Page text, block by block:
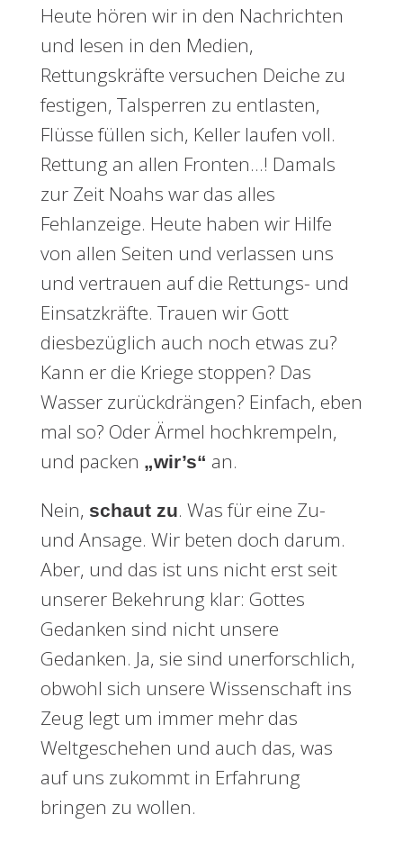
Heute hören wir in den Nachrichten
und lesen in den Medien,
Rettungskräfte versuchen Deiche zu
festigen, Talsperren zu entlasten,
Flüsse füllen sich, Keller laufen voll.
Rettung an allen Fronten…! Damals
zur Zeit Noahs war das alles
Fehlanzeige. Heute haben wir Hilfe
von allen Seiten und verlassen uns
und vertrauen auf die Rettungs- und
Einsatzkräfte. Trauen wir Gott
diesbezüglich auch noch etwas zu?
Kann er die Kriege stoppen? Das
Wasser zurückdrängen? Einfach, eben
mal so? Oder Ärmel hochkrempeln,
und packen „wir’s“ an.
Nein, schaut zu. Was für eine Zu-
und Ansage. Wir beten doch darum.
Aber, und das ist uns nicht erst seit
unserer Bekehrung klar: Gottes
Gedanken sind nicht unsere
Gedanken. Ja, sie sind unerforschlich,
obwohl sich unsere Wissenschaft ins
Zeug legt um immer mehr das
Weltgeschehen und auch das, was
auf uns zukommt in Erfahrung
bringen zu wollen.